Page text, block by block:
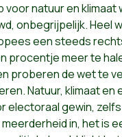
voor natuur en klimaat
onbegrijpelijk. Heel
een steeds
procentje meer te
proberen de wet te
Natuur, klimaat en
electoraal gewin,
in, het is